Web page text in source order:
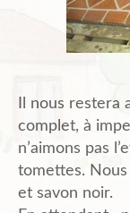
Il nous restera
complet, à
n’aimons pas
tomettes. Nous
et savon noir.